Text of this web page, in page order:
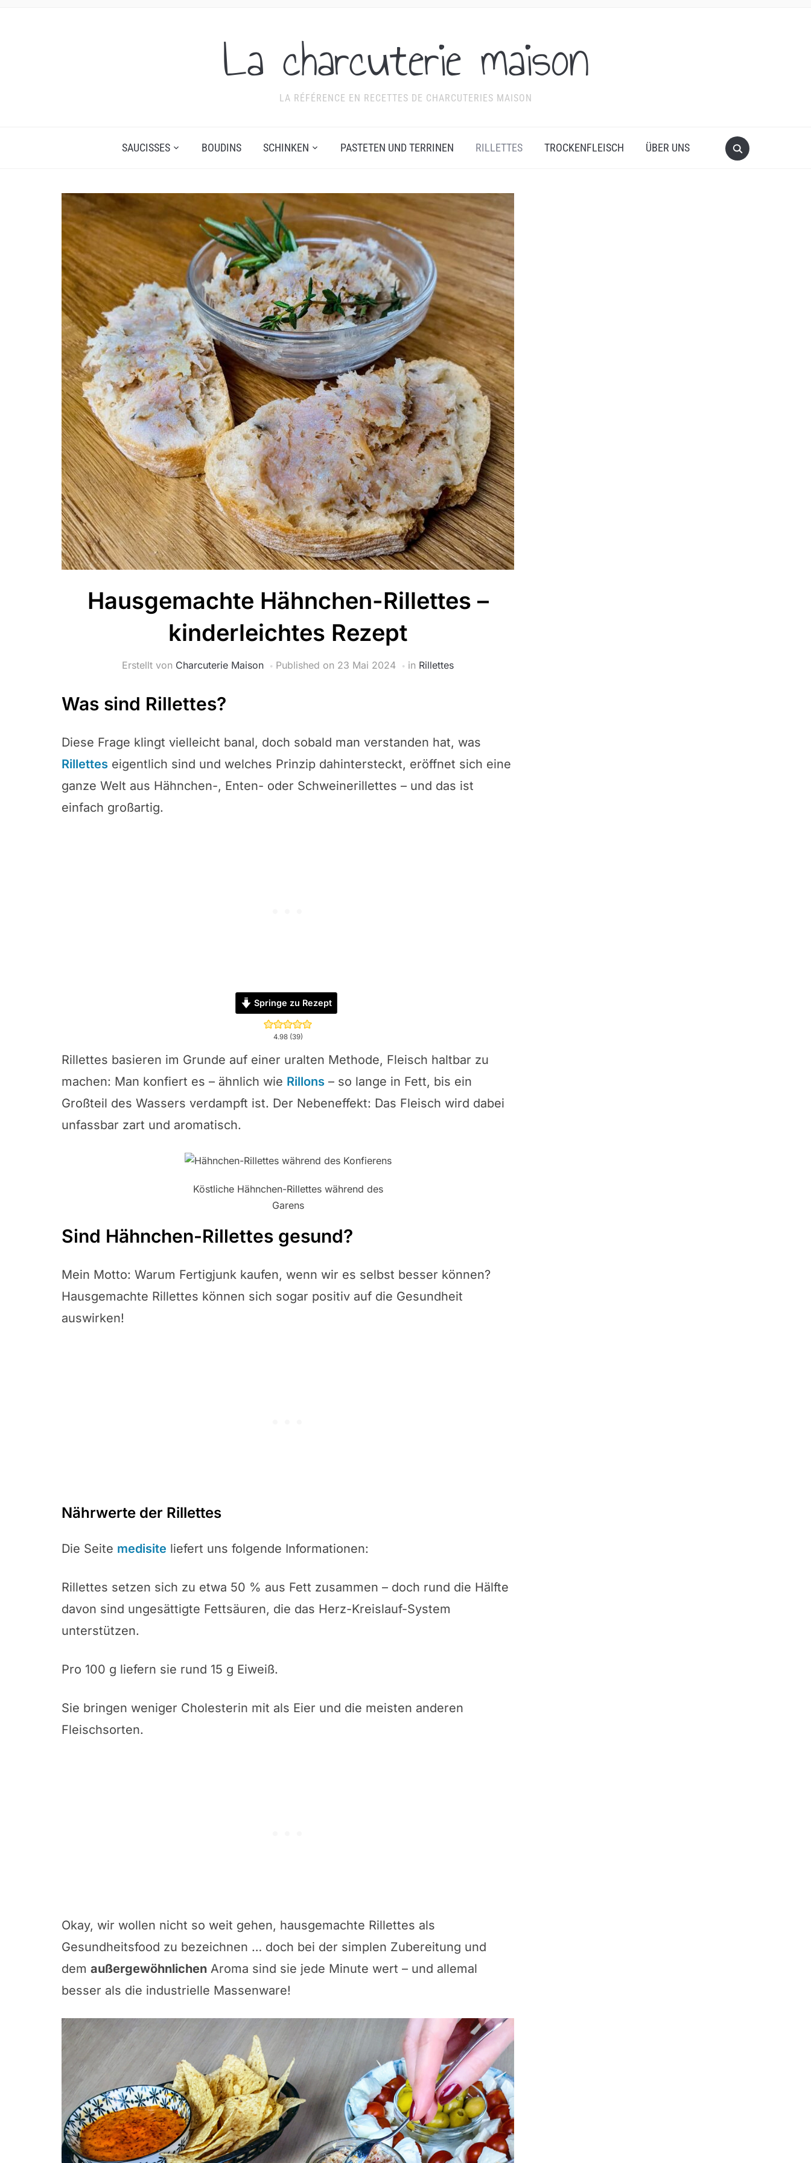
La charcuterie maison
LA RÉFÉRENCE EN RECETTES DE CHARCUTERIES MAISON
SAUCISSES BOUDINS SCHINKEN PASTETEN UND TERRINEN RILLETTES TROCKENFLEISCH ÜBER UNS
Hausgemachte Hähnchen-Rillettes –
kinderleichtes Rezept
Erstellt von Charcuterie Maison Published on 23 Mai 2024 in Rillettes
Was sind Rillettes?
Diese Frage klingt vielleicht banal, doch sobald man verstanden hat, was
Rillettes eigentlich sind und welches Prinzip dahintersteckt, eröffnet sich eine
ganze Welt aus Hähnchen-, Enten- oder Schweinerillettes – und das ist
einfach großartig.
Springe zu Rezept
4.98(39)
Rillettes basieren im Grunde auf einer uralten Methode, Fleisch haltbar zu
machen: Man konfiert es – ähnlich wie Rillons – so lange in Fett, bis ein
Großteil des Wassers verdampft ist. Der Nebeneffekt: Das Fleisch wird dabei
unfassbar zart und aromatisch.
Köstliche Hähnchen-Rillettes während des
Garens
Sind Hähnchen-Rillettes gesund?
Mein Motto: Warum Fertigjunk kaufen, wenn wir es selbst besser können?
Hausgemachte Rillettes können sich sogar positiv auf die Gesundheit
auswirken!
Nährwerte der Rillettes
Die Seite medisite liefert uns folgende Informationen:
Rillettes setzen sich zu etwa 50 % aus Fett zusammen – doch rund die Hälfte
davon sind ungesättigte Fettsäuren, die das Herz-Kreislauf-System
unterstützen.
Pro 100 g liefern sie rund 15 g Eiweiß.
Sie bringen weniger Cholesterin mit als Eier und die meisten anderen
Fleischsorten.
Okay, wir wollen nicht so weit gehen, hausgemachte Rillettes als
Gesundheits­food zu bezeichnen … doch bei der simplen Zubereitung und
dem außergewöhnlichen Aroma sind sie jede Minute wert – und allemal
besser als die industrielle Massenware!